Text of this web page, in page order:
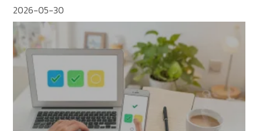
2026-05-30